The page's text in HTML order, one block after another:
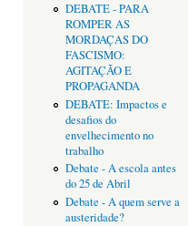
DEBATE - PARA
ROMPER AS
MORDAÇAS DO
FASCISMO:
AGITAÇÃO E
PROPAGANDA
DEBATE: Impactos e
desafios do
envelhecimento no
trabalho
Debate - A escola antes
do 25 de Abril
Debate - A quem serve a
austeridade?